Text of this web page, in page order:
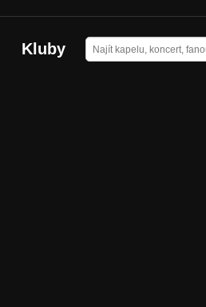
Kluby